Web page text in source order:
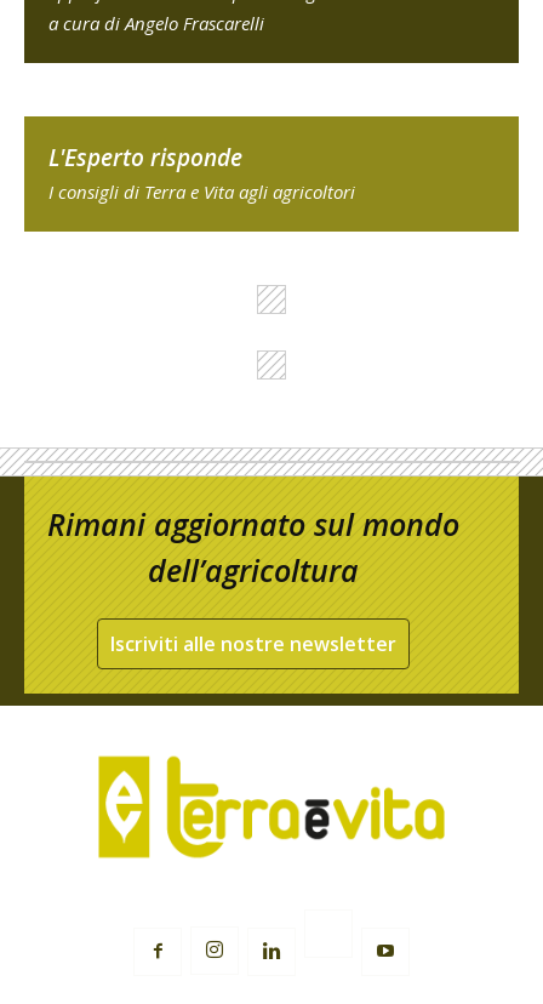
a cura di Angelo Frascarelli
L'Esperto risponde
I consigli di Terra e Vita agli agricoltori
Rimani aggiornato sul mondo
dell’agricoltura
Iscriviti alle nostre newsletter